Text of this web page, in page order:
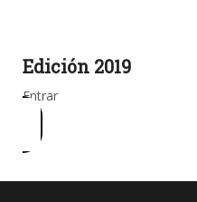
Edición 2019
Entrar